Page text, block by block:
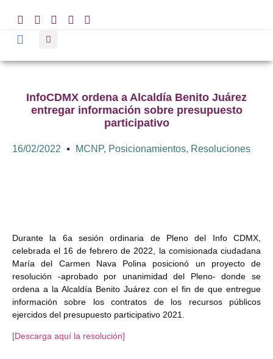
InfoCDMX ordena a Alcaldía Benito Juárez
entregar información sobre presupuesto
participativo
16/02/2022 MCNP, Posicionamientos, Resoluciones
Durante la 6a sesión ordinaria de Pleno del Info CDMX,
celebrada el 16 de febrero de 2022, la comisionada ciudadana
María del Carmen Nava Polina posicionó un proyecto de
resolución -aprobado por unanimidad del Pleno- donde se
ordena a la Alcaldía Benito Juárez con el fin de que entregue
información sobre los contratos de los recursos públicos
ejercidos del presupuesto participativo 2021.
[Descarga aquí la resolución]